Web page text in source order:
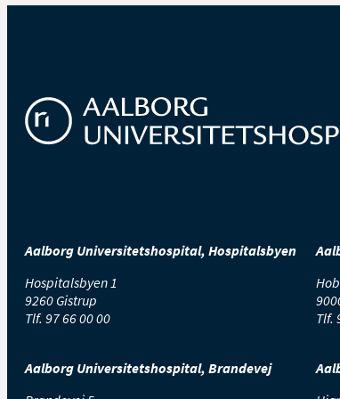
I de
derfor
Undlad
Aalborg Universitetshospital, Hospitalsbyen
Hospitalsbyen 1
9260 Gistrup
Tlf. 97 66 00 00
Tlf.
Aalborg Universitetshospital, Brandevej